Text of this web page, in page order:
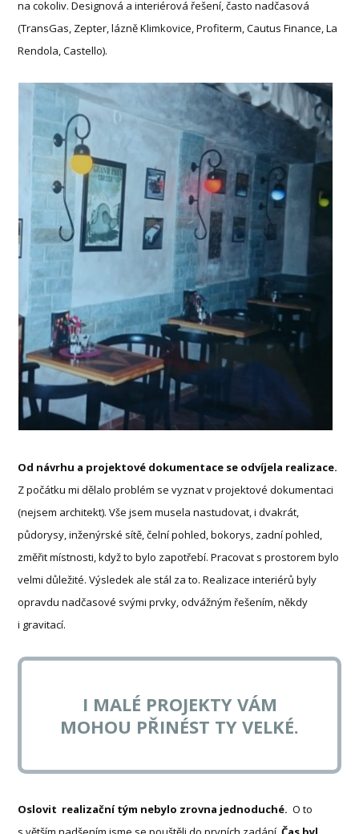
na cokoliv. Designová a interiérová řešení, často nadčasová
(TransGas, Zepter, lázně Klimkovice, Profiterm, Cautus Finance, La
Rendola, Castello).
Od návrhu a projektové dokumentace se odvíjela realizace.
Z počátku mi dělalo problém se vyznat v projektové dokumentaci
(nejsem architekt). Vše jsem musela nastudovat, i dvakrát,
půdorysy, inženýrské sítě, čelní pohled, bokorys, zadní pohled,
změřit místnosti, když to bylo zapotřebí. Pracovat s prostorem bylo
velmi důležité. Výsledek ale stál za to. Realizace interiérů byly
opravdu nadčasové svými prvky, odvážným řešením, někdy
i gravitací.
I MALÉ PROJEKTY VÁM
MOHOU PŘINÉST TY VELKÉ.
Oslovit realizační tým nebylo zrovna jednoduché. O to